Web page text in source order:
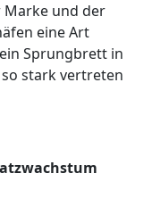
Marke und der
eine Art
Sprungbrett in
stark vertreten